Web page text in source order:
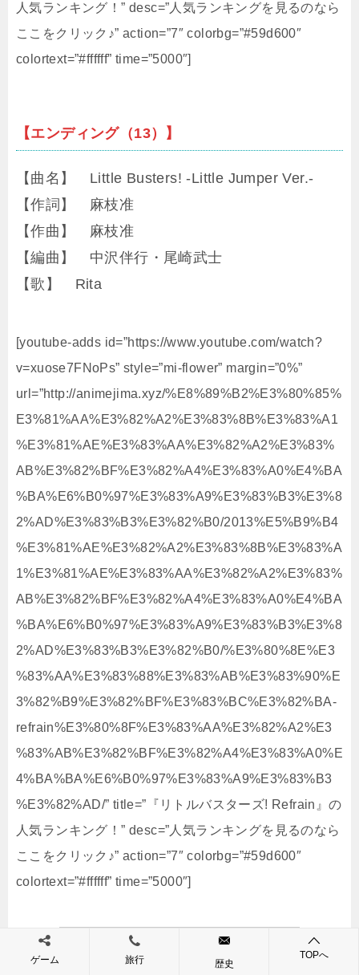
人気ランキング！” desc=”人気ランキングを見るのなら
ここをクリック♪” action=”7″ colorbg=”#59d600″
colortext=”#ffffff” time=”5000″]
【エンディング（13）】
【曲名】 Little Busters! -Little Jumper Ver.-
【作詞】 麻枝准
【作曲】 麻枝准
【編曲】 中沢伴行・尾崎武士
【歌】 Rita
[youtube-adds id=”https://www.youtube.com/watch?
v=xuose7FNoPs” style=”mi-flower” margin=”0%”
url=”http://animejima.xyz/%E8%89%B2%E3%80%85%
E3%81%AA%E3%82%A2%E3%83%8B%E3%83%A1
%E3%81%AE%E3%83%AA%E3%82%A2%E3%83%
AB%E3%82%BF%E3%82%A4%E3%83%A0%E4%BA
%BA%E6%B0%97%E3%83%A9%E3%83%B3%E3%8
2%AD%E3%83%B3%E3%82%B0/2013%E5%B9%B4
%E3%81%AE%E3%82%A2%E3%83%8B%E3%83%A
1%E3%81%AE%E3%83%AA%E3%82%A2%E3%83%
AB%E3%82%BF%E3%82%A4%E3%83%A0%E4%BA
%BA%E6%B0%97%E3%83%A9%E3%83%B3%E3%8
2%AD%E3%83%B3%E3%82%B0/%E3%80%8E%E3
%83%AA%E3%83%88%E3%83%AB%E3%83%90%E
3%82%B9%E3%82%BF%E3%83%BC%E3%82%BA-
refrain%E3%80%8F%E3%83%AA%E3%82%A2%E3
%83%AB%E3%82%BF%E3%82%A4%E3%83%A0%E
4%BA%BA%E6%B0%97%E3%83%A9%E3%83%B3
%E3%82%AD/” title=”『リトルバスターズ! Refrain』の
人気ランキング！” desc=”人気ランキングを見るのなら
ここをクリック♪” action=”7″ colorbg=”#59d600″
colortext=”#ffffff” time=”5000″]
ゲーム 旅行 歴史
TOPへ